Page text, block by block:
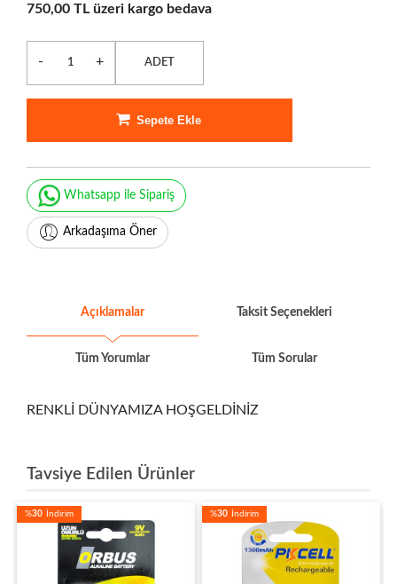
750,00 TL üzeri kargo bedava
- + ADET
Sepete Ekle
Whatsapp ile Sipariş
Arkadaşıma Öner
Açıklamalar Taksit Seçenekleri
Tüm Yorumlar Tüm Sorular
RENKLİ DÜNYAMIZA HOŞGELDİNİZ
Tavsiye Edilen Ürünler
%30 İndirim %30 İndirim